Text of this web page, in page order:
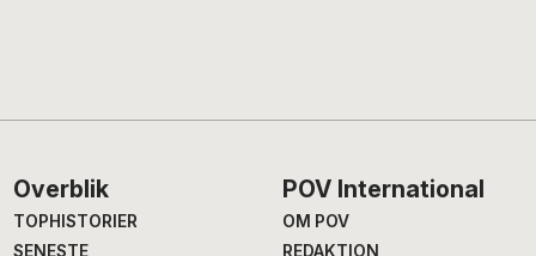
Footer
Overblik
TOPHISTORIER
SENESTE
POV International
OM POV
REDAKTION